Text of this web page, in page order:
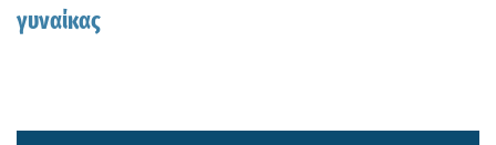
γυναίκας